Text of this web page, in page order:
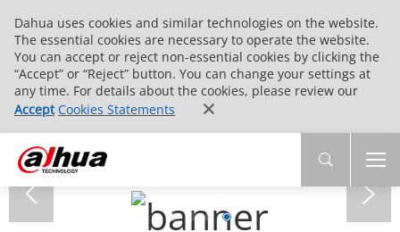
Dahua uses cookies and similar technologies on the website.
The essential cookies are necessary to operate the website.
You can accept or reject non-essential cookies by clicking the
“Accept” or “Reject” button. You can change your settings at
any time. For details about the cookies, please review our
Accept Cookies Statements